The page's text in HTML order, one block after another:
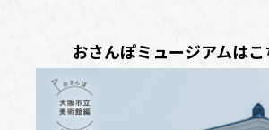
おさんぽミュージアムはこ